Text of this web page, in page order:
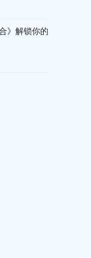
》解锁你的